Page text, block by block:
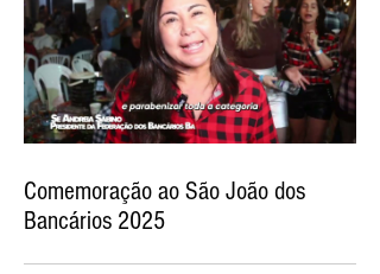
Comemoração ao São João dos
Bancários 2025